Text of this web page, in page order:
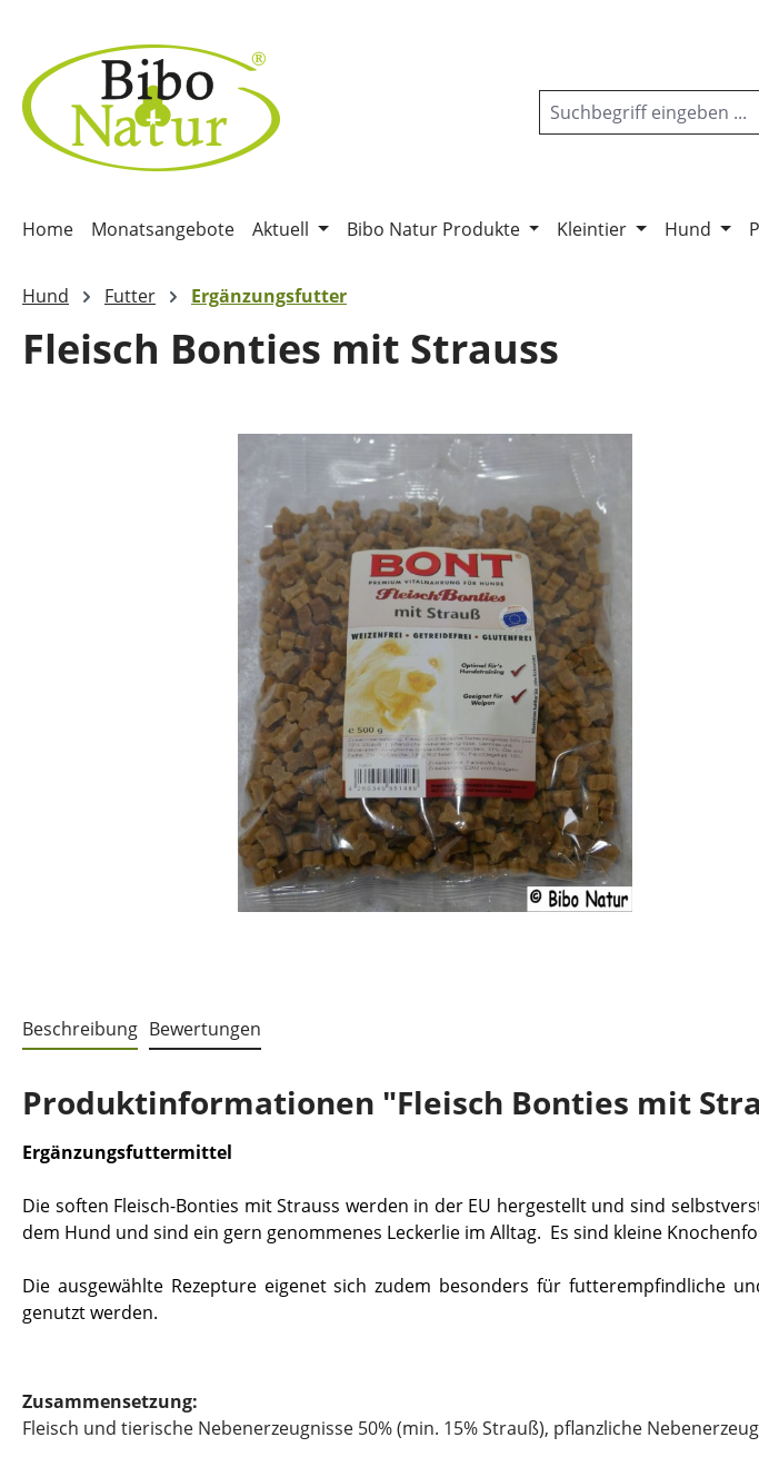
Home Monatsangebote Aktuell Bibo Natur Produkte Kleintier Hund
Hund Futter Ergänzungsfutter
Fleisch Bonties mit Strauss
Beschreibung Bewertungen
Produktinformationen "Fleisch Bonties mit
Ergänzungsfuttermittel
Die soften Fleisch-Bonties mit Strauss werden in der EU hergestellt und sind
dem Hund und sind ein gern genommenes Leckerlie im Alltag. Es sind kleine
Die ausgewählte Rezepture eigenet sich zudem besonders für futterempfindliche
genutzt werden.
Zusammensetzung:
Fleisch und tierische Nebenerzeugnisse 50% (min. 15% Strauß), pflanzliche